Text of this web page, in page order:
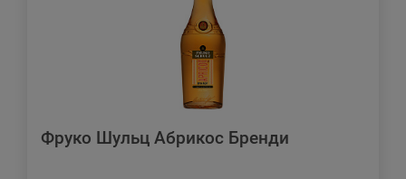
Фруко Шульц Абрикос Бренди